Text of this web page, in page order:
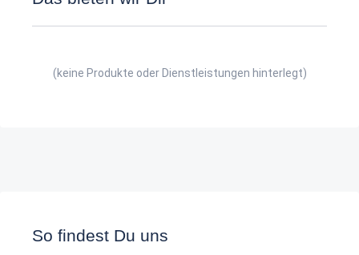
(keine Produkte oder Dienstleistungen hinterlegt)
So findest Du uns